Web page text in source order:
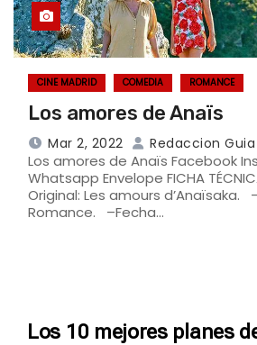
CINE MADRID COMEDIA ROMANCE
Los amores de Anaïs
Mar 2, 2022 Redaccion
Los amores de Anaïs Facebook
Whatsapp Envelope FICHA
Original: Les amours d’Anaïsaka.
Romance. –Fecha…
Los 10 mejores planes